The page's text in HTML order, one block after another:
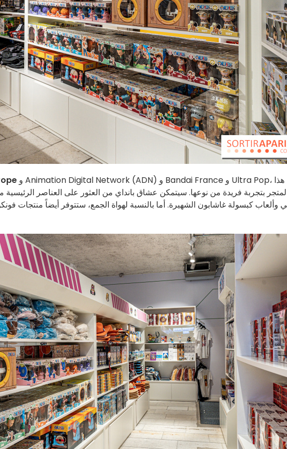
بتجربة فريدة من نوعها. سيتمكن عشاق بانداي من العثور على العناصر الرئيسية
وألعاب كبسولة غاشابون الشهيرة. أما بالنسبة لهواة الجمع، ستتوفر أيضاً منتجات